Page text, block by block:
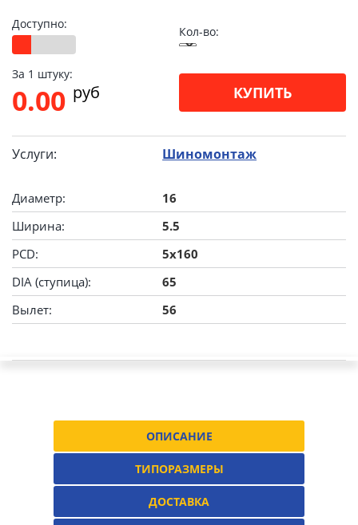
Доступно:
Кол-во:
За 1 штуку:
0.00 pуб КУПИТЬ
Услуги: Шиномонтаж
Диаметр:
16
Ширина:
5.5
PCD:
5x160
DIA (ступица):
65
Вылет:
56
ОПИСАНИЕ
ТИПОРАЗМЕРЫ
ДОСТАВКА